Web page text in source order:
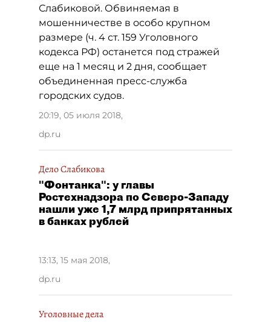
Слабиковой. Обвиняемая в
мошенничестве в особо крупном
размере (ч. 4 ст. 159 Уголовного
кодекса РФ) останется под стражей
еще на 1 месяц и 2 дня, сообщает
объединенная пресс-служба
городских судов.
20:19, 05 июля 2018,
dp.ru
Дело Слабикова
"Фонтанка": у главы
Ростехнадзора по Северо-Западу
нашли уже 1,7 млрд припрятанных
в банках рублей
13:13, 15 мая 2018,
dp.ru
Уголовные дела